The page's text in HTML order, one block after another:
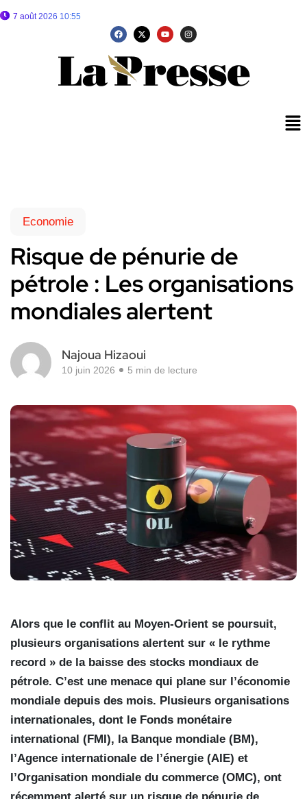
7 août 2026 10:55
Economie
Risque de pénurie de
pétrole : Les organisations
mondiales alertent
Najoua Hizaoui
10 juin 2026 5 min de lecture
Alors que le conflit au Moyen-Orient se poursuit,
plusieurs organisations alertent sur « le rythme
record » de la baisse des stocks mondiaux de
pétrole. C’est une menace qui plane sur l’économie
mondiale depuis des mois. Plusieurs organisations
internationales, dont le Fonds monétaire
international (FMI), la Banque mondiale (BM),
l’Agence internationale de l’énergie (AIE) et
l’Organisation mondiale du commerce (OMC), ont
récemment alerté sur un risque de pénurie de